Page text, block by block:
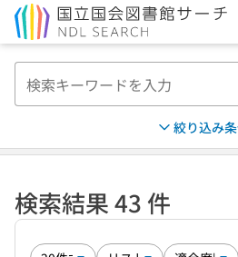
絞り込み
検索結果 43 件